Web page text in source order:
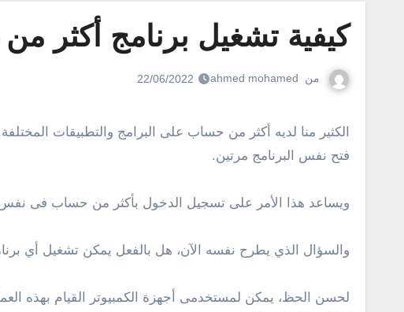
كيفية تشغيل برنامج أكثر
من ahmed mohamed
22/06/2022
فتح نفس البرنامج مرتين.
ويساعد هذا الأمر على تسجيل الدخول بأكثر من حساب فى
والسؤال الذي يطرح نفسه الآن، هل بالفعل يمكن تشغيل أي
لحسن الحظ، يمكن لمستخدمى أجهزة الكمبيوتر القيام بهذه